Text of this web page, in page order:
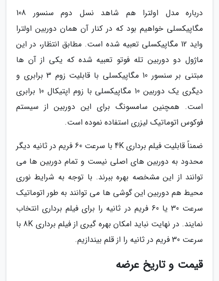
درباره مدل اولترا هم شاهد نسل دوم سنسور 108
مگاپیکسلی خواهیم بود که در کنار آن همان دوربین اولترا
واید 12 مگاپیکسلی تعبیه شده است. مطابق انتظار، در این
ماژول دو دوربین تله فوتو تعبیه شده که یکی از آن ها
مبتنی بر سنسور 10 مگاپیکسلی با قابلیت زوم 3 برابری و
دیگری یک دوربین 10 مگاپیکسلی با زوم اپتیکال 10 برابری
است. همچنین سامسونگ برای این دوربین از سیستم
فوکوس اتوماتیک لیزری استفاده نموده است.
ضمناً قابلیت فیلم برداری 4K با سرعت 60 فریم در ثانیه دیگر
محدود به دوربین های اصلی نیست و تمام دوربین ها می
توانند از این مشخصه بهره ببرند. با توجه به شرایط نوری
محیط هم دوربین این گوشی ها می توانند به طور اتوماتیک
سرعت 30 یا 60 فریم در ثانیه را برای فیلم برداری انتخاب
نمایند. در نهایت نباید امکان بهره گیری از فیلم برداری 8K با
سرعت 30 فریم در ثانیه را از قلم بیندازیم.
قیمت و تاریخ عرضه